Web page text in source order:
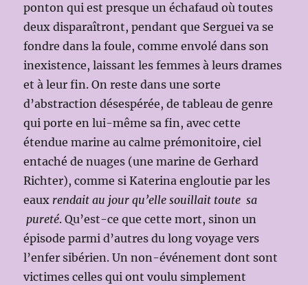
ponton qui est presque un échafaud où toutes
deux disparaîtront, pendant que Serguei va se
fondre dans la foule, comme envolé dans son
inexistence, laissant les femmes à leurs drames
et à leur fin. On reste dans une sorte
d’abstraction désespérée, de tableau de genre
qui porte en lui-même sa fin, avec cette
étendue marine au calme prémonitoire, ciel
entaché de nuages (une marine de Gerhard
Richter), comme si Katerina engloutie par les
eaux rendait au jour qu’elle souillait toute sa
pureté. Qu’est-ce que cette mort, sinon un
épisode parmi d’autres du long voyage vers
l’enfer sibérien. Un non-événement dont sont
victimes celles qui ont voulu simplement